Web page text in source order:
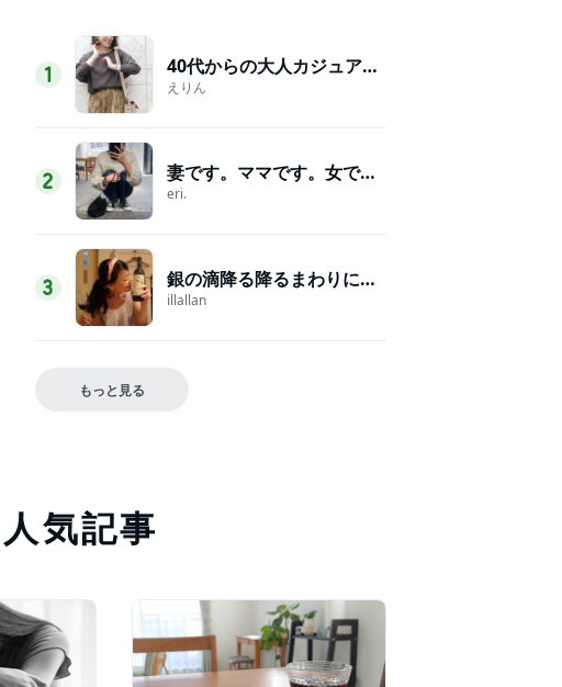
1 40代からの大人カジュアルを品良く着こなすファッションブログ
えりん
2 妻です。ママです。女です。
eri.
3 銀の滴降る降るまわりに・・・
illallan
もっと見る
人気記事